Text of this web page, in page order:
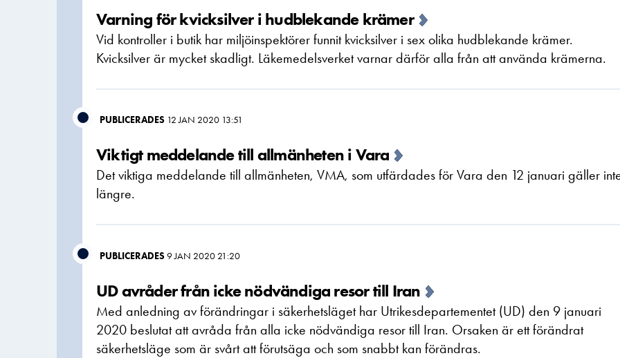
Varning för kvicksilver i hudblekande krämer
Vid kontroller i butik har miljöinspektörer funnit kvicksilver i sex olika hudblekande krämer.
Kvicksilver är mycket skadligt. Läkemedelsverket varnar därför alla från att använda krämerna.
PUBLICERADES 12 JAN 2020 13:51
Viktigt meddelande till allmänheten i Vara
Det viktiga meddelande till allmänheten, VMA, som utfärdades för Vara den 12 januari gäller
längre.
PUBLICERADES9 JAN 2020 21:20
UD avråder från icke nödvändiga resor till Iran
Med anledning av förändringar i säkerhetsläget har Utrikesdepartementet (UD) den 9 januari
2020 beslutat att avråda från alla icke nödvändiga resor till Iran. Orsaken är ett förändrat
säkerhetsläge som är svårt att förutsäga och som snabbt kan förändras.